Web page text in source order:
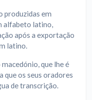
produzidas em
alfabeto latino,
após a exportação
latino.
que lhe é
que os seus oradores
de transcrição.